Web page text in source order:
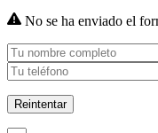
No se ha enviado el
Reintentar